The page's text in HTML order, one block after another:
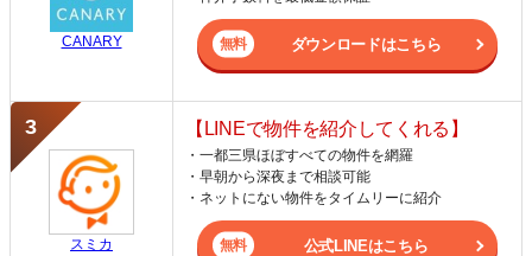
CANARY ダウンロードはこちら
スミカ
【LINEで物件を紹介してくれる】
・一都三県ほぼすべての物件を網羅
・早朝から深夜まで相談可能
・ネットにない物件をタイムリーに紹介
公式LINEはこちら